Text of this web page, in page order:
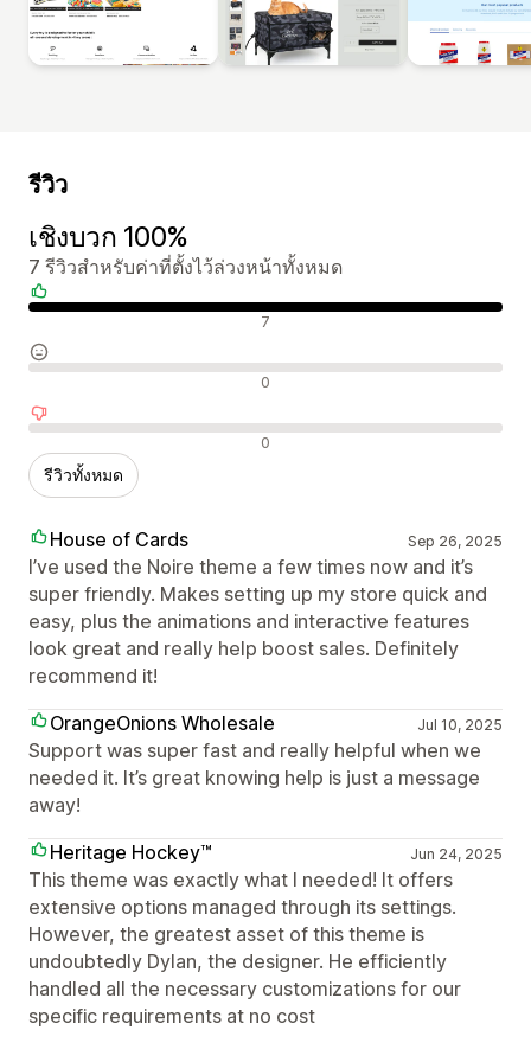
รีวิว
เชิงบวก 100%
7 รีวิวสำหรับค่าที่ตั้งไว้ล่วงหน้าทั้งหมด
รีวิวเชิงบวก 7
รีวิวที่เป็นกลาง 0
รีวิวเชิงลบ 0
รีวิวทั้งหมด
House of Cards Sep 26, 2025
I’ve used the Noire theme a few times now and it’s
super friendly. Makes setting up my store quick and
easy, plus the animations and interactive features
look great and really help boost sales. Definitely
recommend it!
OrangeOnions Wholesale
Jul 10, 2025
Support was super fast and really helpful when we
needed it. It’s great knowing help is just a message
away!
Heritage Hockey™
Jun 24, 2025
This theme was exactly what I needed! It offers
extensive options managed through its settings.
However, the greatest asset of this theme is
undoubtedly Dylan, the designer. He efficiently
handled all the necessary customizations for our
specific requirements at no cost